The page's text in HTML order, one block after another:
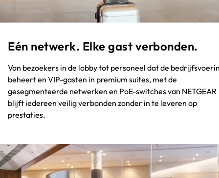
Eén netwerk. Elke gast verbonden.​
Van bezoekers in de lobby tot personeel dat de
beheert en VIP-gasten in premium suites, met de
gesegmenteerde netwerken en PoE-switches van NETGEAR
blijft iedereen veilig verbonden zonder in te leveren op
prestaties.​